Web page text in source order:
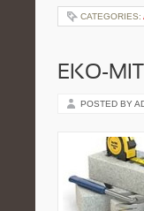
CATEGORIES:
EKO-
POSTED BY